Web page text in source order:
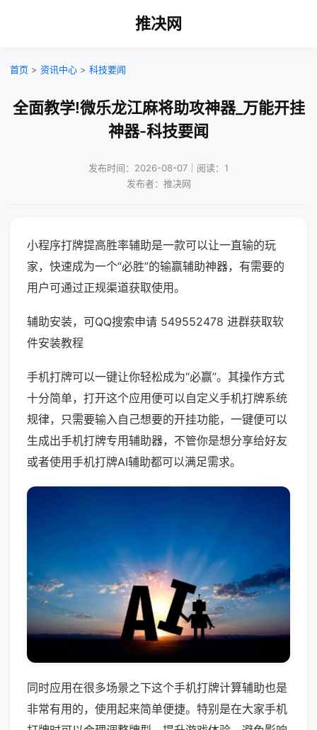
推决网
首页 > 资讯中心 > 科技要闻
全面教学!微乐龙江麻将助攻神器_万能开挂
神器-科技要闻
发布时间：2026-08-07｜阅读：1
发布者：推决网
小程序打牌提高胜率辅助是一款可以让一直输的玩
家，快速成为一个“必胜”的输赢辅助神器，有需要的
用户可通过正规渠道获取使用。
辅助安装，可QQ搜索申请 549552478 进群获取软
件安装教程
手机打牌可以一键让你轻松成为“必赢”。其操作方式
十分简单，打开这个应用便可以自定义手机打牌系统
规律，只需要输入自己想要的开挂功能，一键便可以
生成出手机打牌专用辅助器，不管你是想分享给好友
或者使用手机打牌AI辅助都可以满足需求。
同时应用在很多场景之下这个手机打牌计算辅助也是
非常有用的，使用起来简单便捷。特别是在大家手机